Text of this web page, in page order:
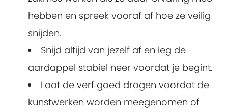
hebben en spreek vooraf af hoe ze veilig
snijden.
Snijd altijd van jezelf af en leg de
aardappel stabiel neer voordat je begint.
Laat de verf goed drogen voordat de
kunstwerken worden meegenomen of